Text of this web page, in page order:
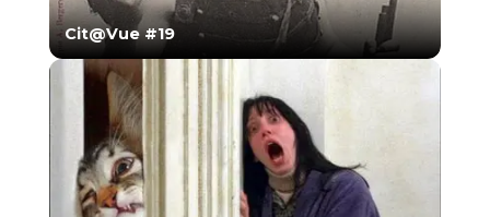
Cit@Vue #19